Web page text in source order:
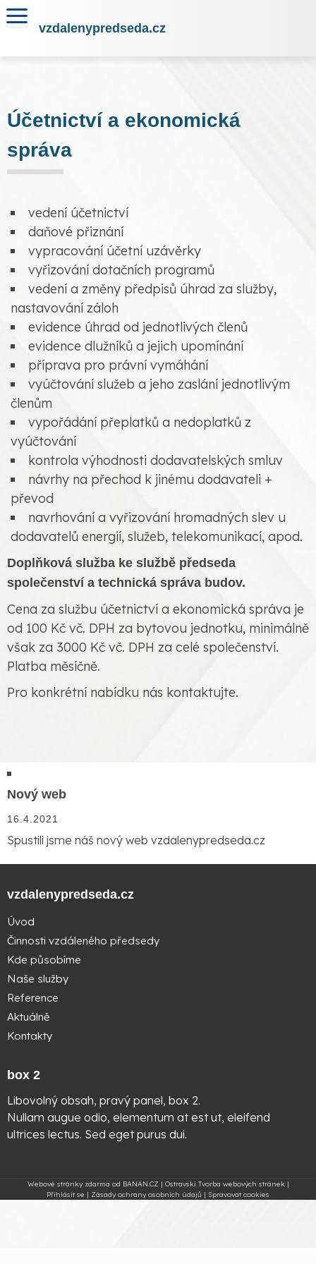
vzdalenypredseda.cz
Účetnictví a ekonomická
správa
vedení účetnictví
daňové přiznání
vypracování účetní uzávěrky
vyřizování dotačních programů
vedení a změny předpisů úhrad za služby,
nastavování záloh
evidence úhrad od jednotlivých členů
evidence dlužníků a jejich upomínání
příprava pro právní vymáhání
vyúčtování služeb a jeho zaslání jednotlivým
členům
vypořádání přeplatků a nedoplatků z
vyúčtování
kontrola výhodnosti dodavatelských smluv
návrhy na přechod k jinému dodavateli +
převod
navrhování a vyřizování hromadných slev u
dodavatelů energií, služeb, telekomunikací, apod.
Doplňková služba ke službě předseda
společenství a technická správa budov.
Cena za službu účetnictví a ekonomická správa je
od 100 Kč vč. DPH za bytovou jednotku, minimálně
však za 3000 Kč vč. DPH za celé společenství.
Platba měsíčně.
Pro konkrétní nabídku nás kontaktujte.
Nový web
16.4.2021
Spustili jsme náš nový web vzdalenypredseda.cz
vzdalenypredseda.cz
Úvod
Činnosti vzdáleného předsedy
Kde působíme
Naše služby
Reference
Aktuálně
Kontakty
box 2
Libovolný obsah, pravý panel, box 2.
Nullam augue odio, elementum at est ut, eleifend
ultrices lectus. Sed eget purus dui.
Webové stránky zdarma od BANAN.CZ | Ostravski Tvorba webových stránek |
Přihlásit se | Zásady ochrany osobních údajů | Spravovat cookies